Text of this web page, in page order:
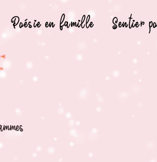
Poésie en famille Sentier